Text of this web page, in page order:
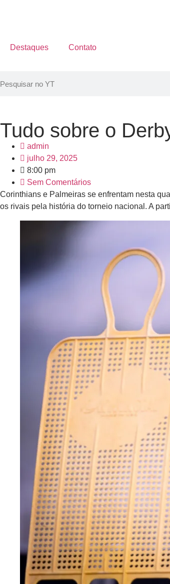
Destaques Contato
Tudo sobre o
admin
julho 29, 2025
8:00 pm
Sem Comentários
Corinthians e Palmeiras se enfrentam nesta
os rivais pela história do torneio nacional. A